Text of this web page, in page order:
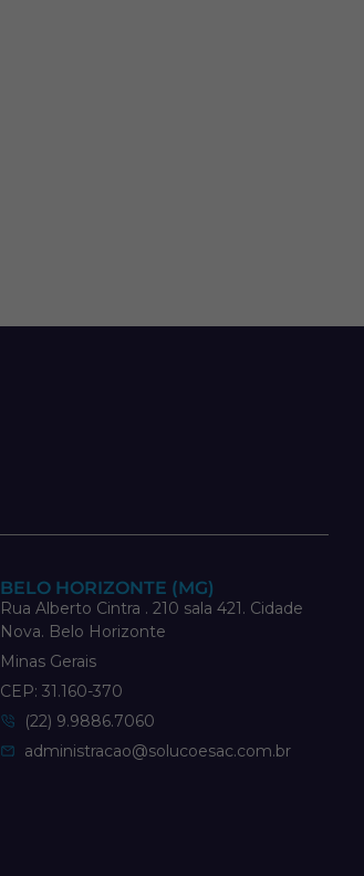
BELO HORIZONTE (MG)
Rua Alberto Cintra . 210 sala 421. Cidade
Nova. Belo Horizonte
Minas Gerais
CEP: 31.160-370
(22) 9.9886.7060
administracao@solucoesac.com.br